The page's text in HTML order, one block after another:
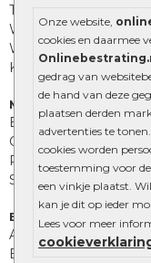
Onze website,
cookies en daarmee
gedrag van
de hand van deze
plaatsen derden
advertenties te
cookies worden
toestemming voor
een vinkje plaatst.
kan je dit op ieder
Lees voor meer
Tuinstenen
Waalformaat
Wildverband
Kingstones
Muurelementen
Betonbielzen
Opsluitbanden
Palissades
Stapelblokken
Extra benodigdheden
Afwatering en diversen
Beplantings en